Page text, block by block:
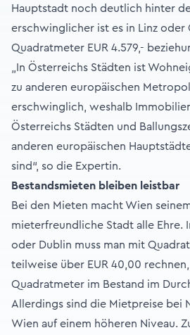
Hauptstadt noch deutlich hinter
erschwinglicher ist es in Linz oder
Quadratmeter EUR 4.579,-
„In Österreichs Städten ist
zu anderen europäischen
erschwinglich, weshalb
Österreichs Städten und
anderen europäischen
sind“, so die Expertin.
Bestandsmieten bleiben leistbar
Bei den Mieten macht Wien
mieterfreundliche Stadt alle Ehre.
oder Dublin muss man mit
teilweise über EUR 40,00
Quadratmeter im Bestand im
Allerdings sind die Mietpreise bei
Wien auf einem höheren Niveau.